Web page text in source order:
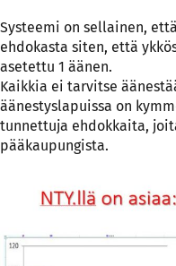
Systeemi on sellainen,
ehdokasta siten, että
asetettu 1 äänen.
Kaikkia ei tarvitse
äänestyslapuissa on
tunnettuja ehdokkaita,
pääkaupungista.